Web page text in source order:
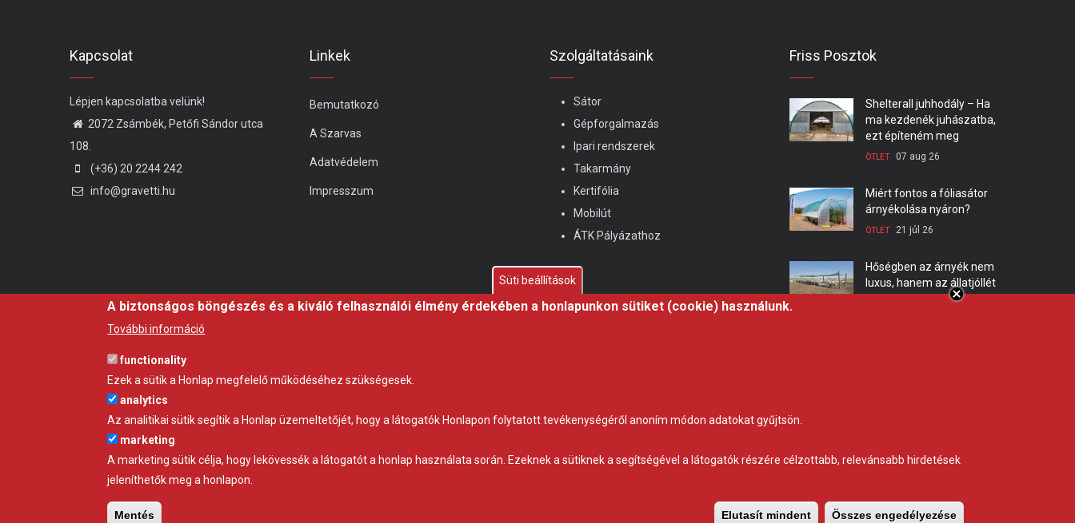
Kapcsolat
Lépjen kapcsolatba velünk!
2072 Zsámbék, Petőfi Sándor utca
108.
(+36) 20 2244 242
info@gravetti.hu
Linkek
Bemutatkozó
A Szarvas
Adatvédelem
Impresszum
Szolgáltatásaink
Sátor
Gépforgalmazás
Ipari rendszerek
Takarmány
Kertifólia
Mobilút
ÁTK Pályázathoz
Friss Posztok
Shelterall juhhodály – Ha
ma kezdenék juhászatba,
ezt építeném meg
ÖTLET 07 aug 26
Miért fontos a fóliasátor
árnyékolása nyáron?
ÖTLET 21 júl 26
Hőségben az árnyék nem
luxus, hanem az állatjóllét
Süti beállítások
A biztonságos böngészés és a kiváló felhasználói élmény érdekében a honlapunkon sütiket (cookie) használunk.
További információ
functionality
Ezek a sütik a Honlap megfelelő működéséhez szükségesek.
analytics
Az analitikai sütik segítik a Honlap üzemeltetőjét, hogy a látogatók Honlapon folytatott tevékenységéről anoním módon adatokat gyűjtsön.
marketing
A marketing sütik célja, hogy lekövessék a látogatót a honlap használata során. Ezeknek a sütiknek a segítségével a látogatók részére célzottabb, relevánsabb hirdetések
jeleníthetők meg a honlapon.
Mentés Elutasít mindent Összes engedélyezése